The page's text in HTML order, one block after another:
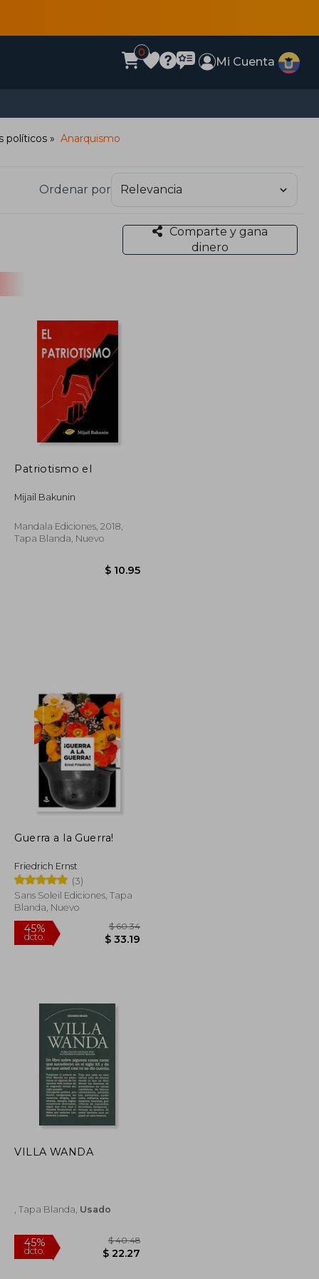
0
Mi Cuenta
políticos Anarquismo
Ordenar por
Comparte y gana
dinero
Patriotismo el
Mijail Bakunin
Mandala Ediciones, 2018,
Tapa Blanda, Nuevo
$ 22.48
Guerra a la Guerra!
Friedrich Ernst
(3)
Sans Soleil Ediciones, Tapa
Blanda, Nuevo
45%
dcto.
VILLA WANDA
, Tapa Blanda, Usado